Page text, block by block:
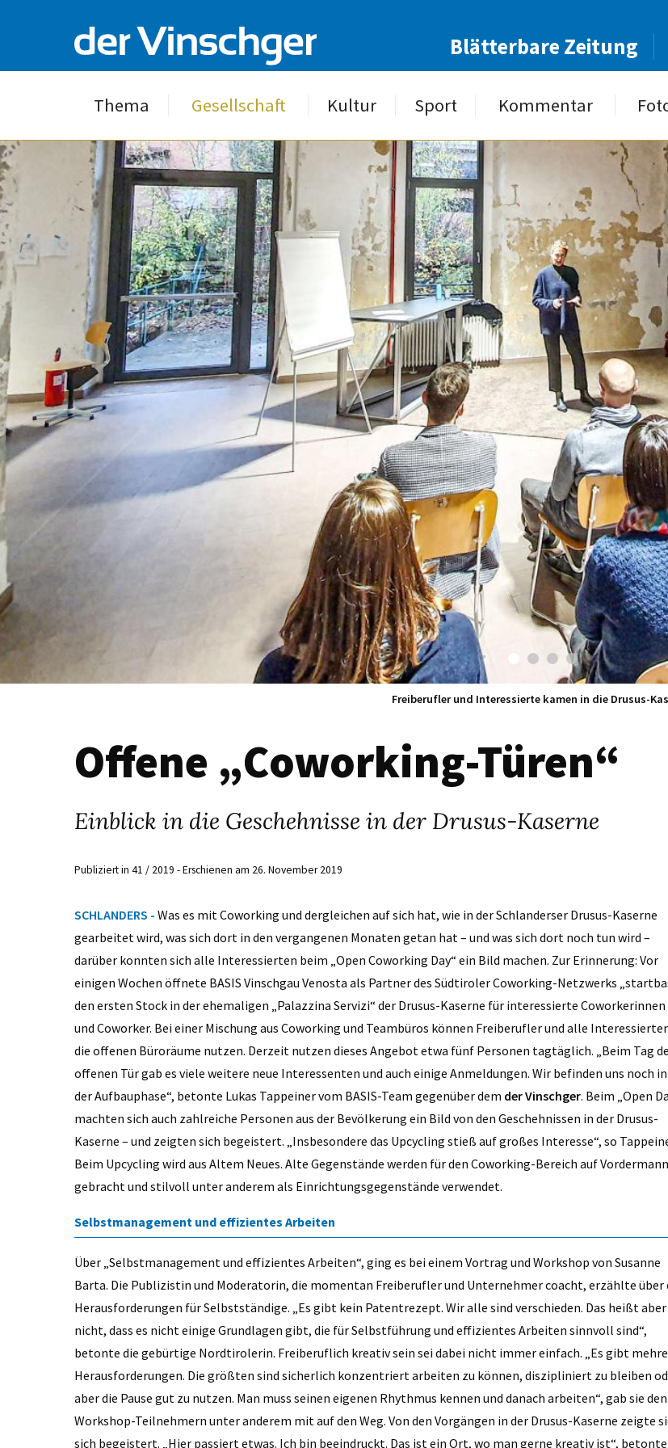
Blätterbare Zeitung
Thema Gesellschaft Kultur Sport Kommentar
Lukas Tappeiner von BASIS Vinschgau Venosta.
Offene „Coworking-Türen“
Einblick in die Geschehnisse in der Drusus-Kaserne
Publiziert in 41 / 2019 - Erschienen am 26. November 2019
SCHLANDERS - Was es mit Coworking und dergleichen auf sich hat, wie in der Schlanderser Drusus-Kaserne
gearbeitet wird, was sich dort in den vergangenen Monaten getan hat – und was sich dort noch tun wird –
darüber konnten sich alle Interessierten beim „Open Coworking Day“ ein Bild machen. Zur Erinnerung: Vor
einigen Wochen öffnete BASIS Vinschgau Venosta als Partner des Südtiroler Coworking-Netzwerks
den ersten Stock in der ehemaligen „Palazzina Servizi“ der Drusus-Kaserne für interessierte Coworkerinnen
und Coworker. Bei einer Mischung aus Coworking und Teambüros können Freiberufler und alle
die offenen Büroräume nutzen. Derzeit nutzen dieses Angebot etwa fünf Personen tagtäglich. „Beim Tag
offenen Tür gab es viele weitere neue Interessenten und auch einige Anmeldungen. Wir befinden uns noch in
der Aufbauphase“, betonte Lukas Tappeiner vom BASIS-Team gegenüber dem der Vinschger. Beim „Open
machten sich auch zahlreiche Personen aus der Bevölkerung ein Bild von den Geschehnissen in der Drusus-
Kaserne – und zeigten sich begeistert. „Insbesondere das Upcycling stieß auf großes Interesse“, so
Beim Upcycling wird aus Altem Neues. Alte Gegenstände werden für den Coworking-Bereich auf Vordermann
gebracht und stilvoll unter anderem als Einrichtungsgegenstände verwendet.
Selbstmanagement und effizientes Arbeiten
Über „Selbstmanagement und effizientes Arbeiten“, ging es bei einem Vortrag und Workshop von Susanne
Barta. Die Publizistin und Moderatorin, die momentan Freiberufler und Unternehmer coacht, erzählte über
Herausforderungen für Selbstständige. „Es gibt kein Patentrezept. Wir alle sind verschieden. Das heißt aber
nicht, dass es nicht einige Grundlagen gibt, die für Selbstführung und effizientes Arbeiten sinnvoll sind“,
betonte die gebürtige Nordtirolerin. Freiberuflich kreativ sein sei dabei nicht immer einfach. „Es gibt
Herausforderungen. Die größten sind sicherlich konzentriert arbeiten zu können, diszipliniert zu bleiben
aber die Pause gut zu nutzen. Man muss seinen eigenen Rhythmus kennen und danach arbeiten“, gab sie den
Workshop-Teilnehmern unter anderem mit auf den Weg. Von den Vorgängen in der Drusus-Kaserne zeigte
sich begeistert. „Hier passiert etwas. Ich bin beeindruckt. Das ist ein Ort, wo man gerne kreativ ist“, betonte